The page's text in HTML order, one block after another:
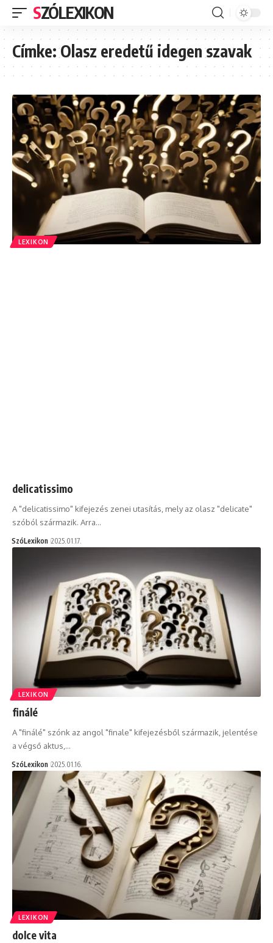
SZÓLEXIKON
Címke:Olasz eredetű idegen szavak
LEXIKON
delicatissimo
A "delicatissimo" kifejezés zenei utasítás, mely az olasz "delicate"
szóból származik. Arra…
SzóLexikon 2025.01.17.
LEXIKON
finálé
A "finálé" szónk az angol "finale" kifejezésből származik, jelentése
a végső aktus,…
SzóLexikon 2025.01.16.
LEXIKON
dolce vita